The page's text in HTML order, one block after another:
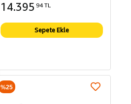
14.395 94 TL
Sepete Ekle
%25